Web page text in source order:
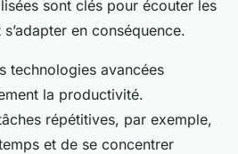
sont clés pour écouter les
en conséquence.
technologies avancées
la productivité.
répétitives, par exemple,
et de se concentrer